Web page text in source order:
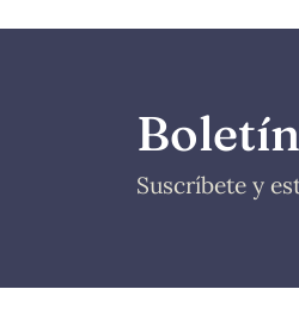
Suscríbete y